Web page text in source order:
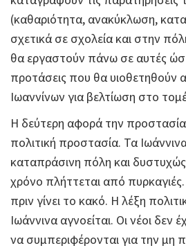
(καθαριότητα, ανακύκλωση,
σχετικά σε σχολεία και στην
θα εργαστούν πάνω σε αυτές
προτάσεις που θα υιοθετηθούν
Ιωαννίνων για βελτίωση στο
Η δεύτερη αφορά την
πολιτική προστασία. Τα Ιωάννινα
καταπράσινη πόλη και
χρόνο πλήττεται από
πριν γίνει το κακό. Η λέξη
Ιωάννινα αγνοείται. Οι νέοι δεν
να συμπεριφέρονται για την μη